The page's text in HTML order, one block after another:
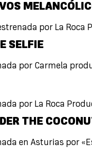
por La Roca
SELFIE
por Carmela
por La Roca
THE
en Asturias por